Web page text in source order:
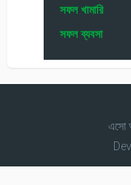
সফল খামারি
সফল ব্যবসা
এসো